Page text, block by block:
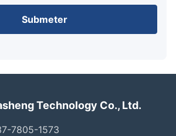
Submeter
Technology Co., Ltd.
7805-1573